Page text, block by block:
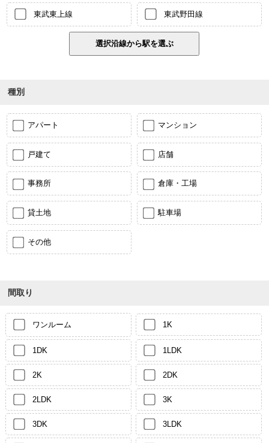
東武東上線 東武野田線
種別
アパート マンション
戸建て 店舗
事務所 倉庫・工場
貸土地 駐車場
その他
間取り
ワンルーム 1K
1DK 1LDK
2K 2DK
2LDK 3K
3DK 3LDK